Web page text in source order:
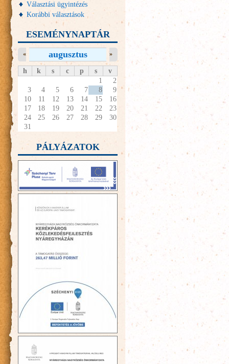
Választási ügyintézés
Korábbi választások
ESEMÉNYNAPTÁR
augusztus
« »
h k s c p s
v
1
2
3
4 5 6 7 8
9
10
11 12 13 14 15
16
17
18 19 20 21 22
23
24
25 26 27 28 29
30
31
PÁLYÁZATOK